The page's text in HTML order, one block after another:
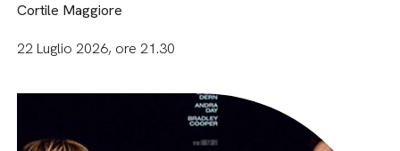
Cortile Maggiore
22 Luglio 2026, ore 21.30